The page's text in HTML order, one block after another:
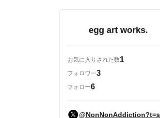
egg art works.
お気に入りされた数1
フォロワー3
フォロー6